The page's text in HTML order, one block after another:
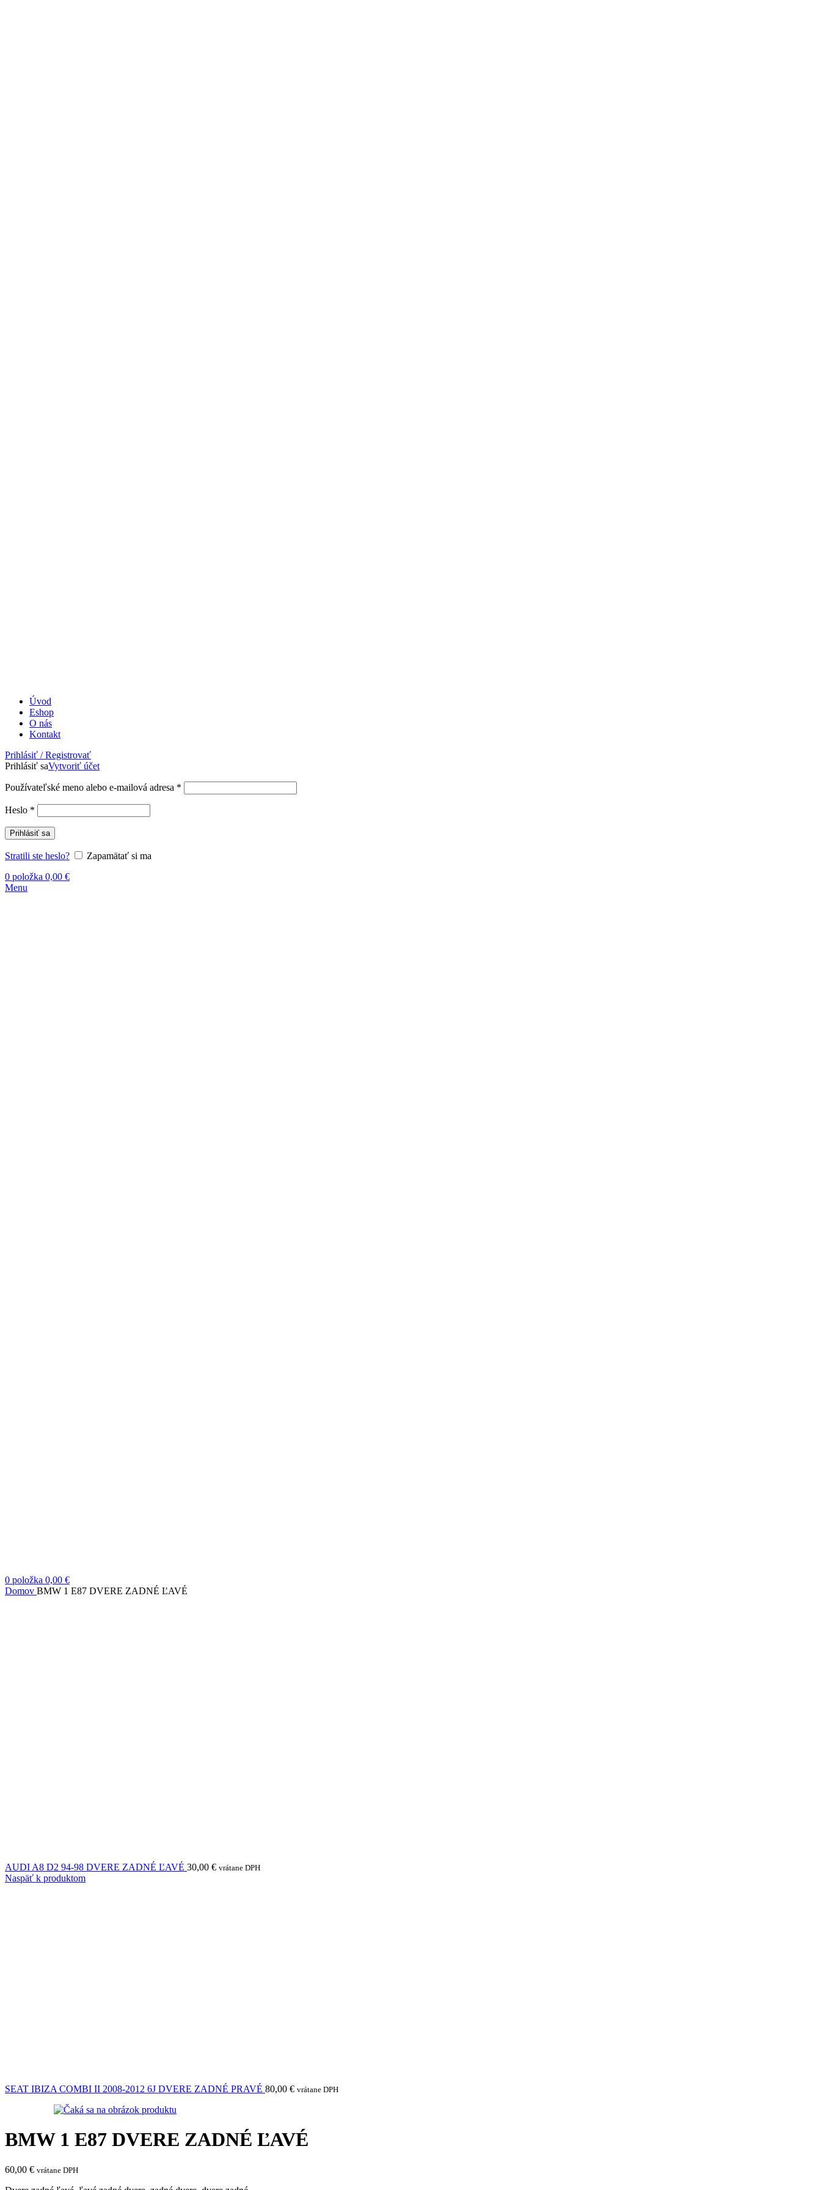
Úvod
Eshop
O nás
Kontakt
Prihlásiť / Registrovať
Prihlásiť saVytvoriť účet
Používateľské meno alebo e-mailová adresa *
Heslo *
Prihlásiť sa
Stratili ste heslo?
Zapamätať si ma
0 položka 0,00 €
Menu
0 položka 0,00 €
Domov BMW 1 E87 DVERE ZADNÉ ĽAVÉ
AUDI A8 D2 94-98 DVERE ZADNÉ ĽAVÉ 30,00 € vrátane DPH
Naspäť k produktom
SEAT IBIZA COMBI II 2008-2012 6J DVERE ZADNÉ PRAVÉ 80,00 € vrátane DPH
BMW 1 E87 DVERE ZADNÉ ĽAVÉ
60,00 € vrátane DPH